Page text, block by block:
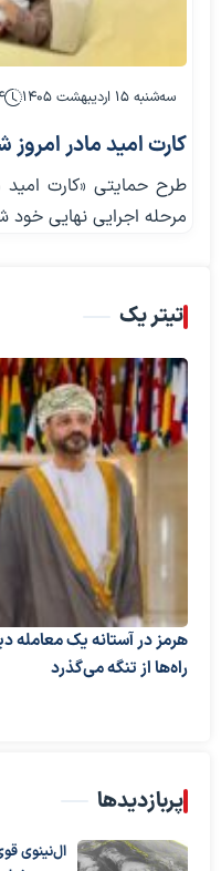
سه‌شنبه ۱۵ اردیبهشت ۱۴۰۵
کارت امید مادر
مرحله اجرایی نهایی خود
تیتر یک
هرمز در آستانه یک معامله
راه‌ها از تنگه می‌گذرد
پربازدیدها
ال‌نینوی